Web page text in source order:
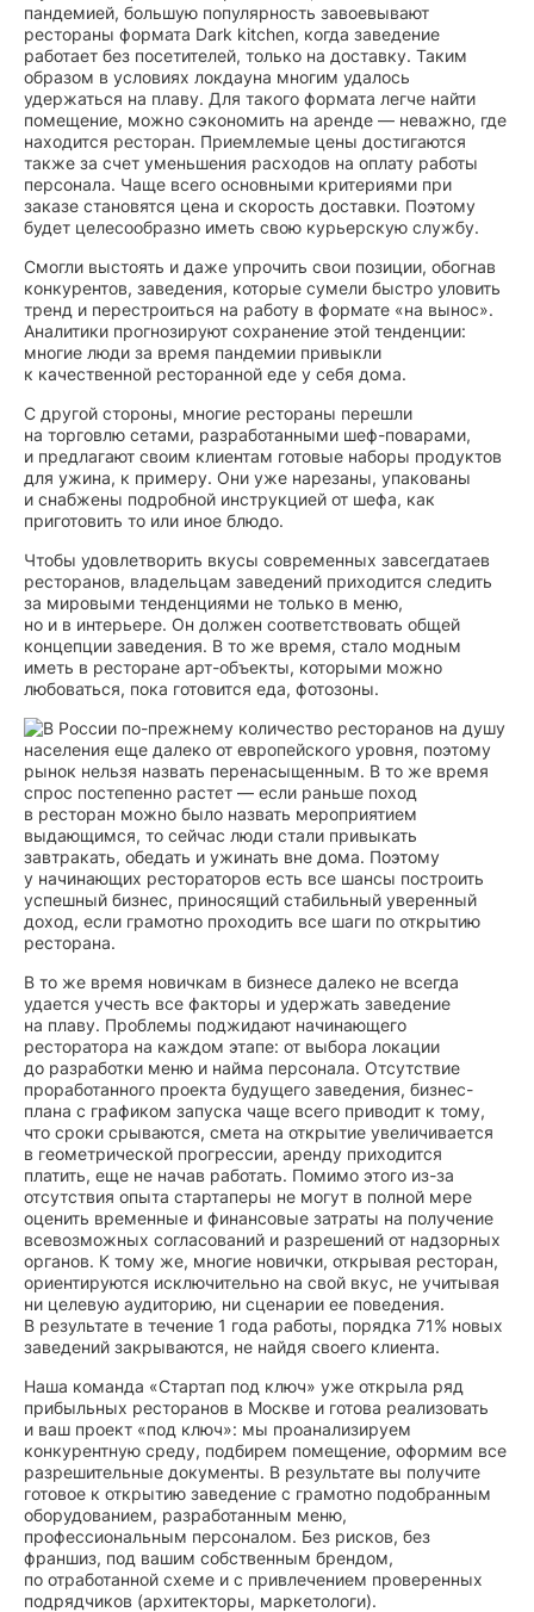
пандемией, большую популярность завоевывают
рестораны формата Dark kitchen, когда заведение
работает без посетителей, только на доставку. Таким
образом в условиях локдауна многим удалось
удержаться на плаву. Для такого формата легче найти
помещение, можно сэкономить на аренде — неважно, где
находится ресторан. Приемлемые цены достигаются
также за счет уменьшения расходов на оплату работы
персонала. Чаще всего основными критериями при
заказе становятся цена и скорость доставки. Поэтому
будет целесообразно иметь свою курьерскую службу.
Смогли выстоять и даже упрочить свои позиции, обогнав
конкурентов, заведения, которые сумели быстро уловить
тренд и перестроиться на работу в формате «на вынос».
Аналитики прогнозируют сохранение этой тенденции:
многие люди за время пандемии привыкли
к качественной ресторанной еде у себя дома.
С другой стороны, многие рестораны перешли
на торговлю сетами, разработанными шеф-поварами,
и предлагают своим клиентам готовые наборы продуктов
для ужина, к примеру. Они уже нарезаны, упакованы
и снабжены подробной инструкцией от шефа, как
приготовить то или иное блюдо.
Чтобы удовлетворить вкусы современных завсегдатаев
ресторанов, владельцам заведений приходится следить
за мировыми тенденциями не только в меню,
но и в интерьере. Он должен соответствовать общей
концепции заведения. В то же время, стало модным
иметь в ресторане арт-объекты, которыми можно
любоваться, пока готовится еда, фотозоны.
В России по-прежнему количество ресторанов на душу
населения еще далеко от европейского уровня, поэтому
рынок нельзя назвать перенасыщенным. В то же время
спрос постепенно растет — если раньше поход
в ресторан можно было назвать мероприятием
выдающимся, то сейчас люди стали привыкать
завтракать, обедать и ужинать вне дома. Поэтому
у начинающих рестораторов есть все шансы построить
успешный бизнес, приносящий стабильный уверенный
доход, если грамотно проходить все шаги по открытию
ресторана.
В то же время новичкам в бизнесе далеко не всегда
удается учесть все факторы и удержать заведение
на плаву. Проблемы поджидают начинающего
ресторатора на каждом этапе: от выбора локации
до разработки меню и найма персонала. Отсутствие
проработанного проекта будущего заведения, бизнес-
плана с графиком запуска чаще всего приводит к тому,
что сроки срываются, смета на открытие увеличивается
в геометрической прогрессии, аренду приходится
платить, еще не начав работать. Помимо этого из-за
отсутствия опыта стартаперы не могут в полной мере
оценить временные и финансовые затраты на получение
всевозможных согласований и разрешений от надзорных
органов. К тому же, многие новички, открывая ресторан,
ориентируются исключительно на свой вкус, не учитывая
ни целевую аудиторию, ни сценарии ее поведения.
В результате в течение 1 года работы, порядка 71% новых
заведений закрываются, не найдя своего клиента.
Наша команда «Стартап под ключ» уже открыла ряд
прибыльных ресторанов в Москве и готова реализовать
и ваш проект «под ключ»: мы проанализируем
конкурентную среду, подбирем помещение, оформим все
разрешительные документы. В результате вы получите
готовое к открытию заведение с грамотно подобранным
оборудованием, разработанным меню,
профессиональным персоналом. Без рисков, без
франшиз, под вашим собственным брендом,
по отработанной схеме и с привлечением проверенных
подрядчиков (архитекторы, маркетологи).